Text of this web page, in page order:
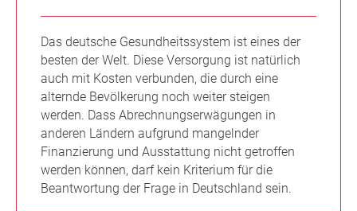
Das deutsche Gesundheitssystem ist eines der
besten der Welt. Diese Versorgung ist natürlich
auch mit Kosten verbunden, die durch eine
alternde Bevölkerung noch weiter steigen
werden. Dass Abrechnungserwägungen in
anderen Ländern aufgrund mangelnder
Finanzierung und Ausstattung nicht getroffen
werden können, darf kein Kriterium für die
Beantwortung der Frage in Deutschland sein.